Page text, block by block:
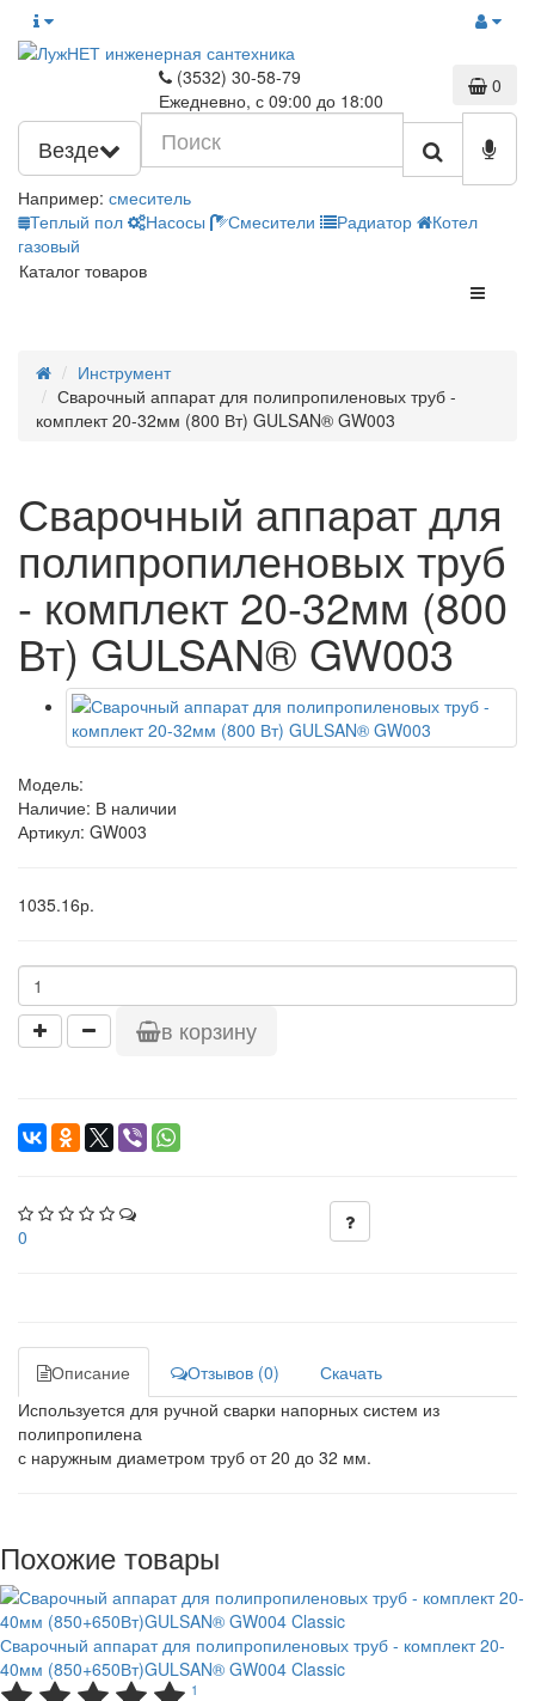
(3532) 30-58-79
Ежедневно, с 09:00 до 18:00
0
Везде
Например: смеситель
Теплый пол
Насосы Смесители Радиатор
Котел
газовый
Каталог товаров
Инструмент
Сварочный аппарат для полипропиленовых труб -
комплект 20-32мм (800 Вт) GULSAN® GW003
Сварочный аппарат для
полипропиленовых труб
- комплект 20-32мм (800
Вт) GULSAN® GW003
Модель:
Наличие: В наличии
Артикул: GW003
1035.16р.
в корзину
0
Описание Отзывов (0)
Скачать
Используется для ручной сварки напорных систем из
полипропилена
с наружным диаметром труб от 20 до 32 мм.
Похожие товары
Сварочный аппарат для полипропиленовых труб - комплект 20-
40мм (850+650Вт)GULSAN® GW004 Classic
1